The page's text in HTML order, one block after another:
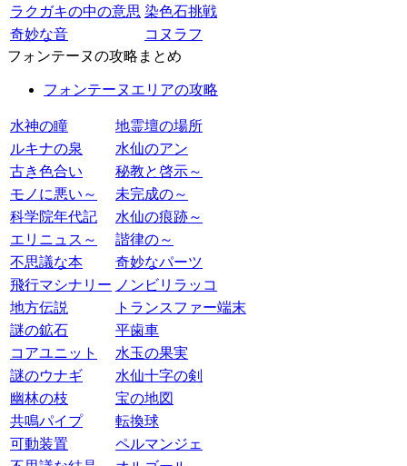
ラクガキの中の意思 染色石挑戦
奇妙な音
コヌラフ
フォンテーヌの攻略まとめ
フォンテーヌエリアの攻略
水神の瞳
地霊壇の場所
ルキナの泉
水仙のアン
古き色合い
秘教と啓示～
モノに悪い～
未完成の～
科学院年代記
水仙の痕跡～
エリニュス～
諧律の～
不思議な本
奇妙なパーツ
飛行マシナリー ノンビリラッコ
地方伝説
トランスファー端末
謎の鉱石
平歯車
コアユニット
水玉の果実
謎のウナギ
水仙十字の剣
幽林の枝
宝の地図
共鳴パイプ
転換球
可動装置
ペルマンジェ